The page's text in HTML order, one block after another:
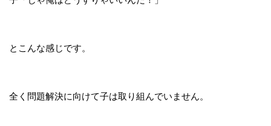
とこんな感じです。
全く問題解決に向けて子は取り組んでいません。